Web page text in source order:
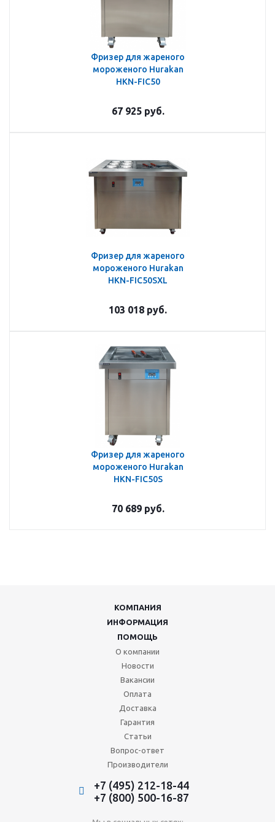
Фризер для жареного
мороженого Hurakan
HKN-FIC50
67 925руб.
Фризер для жареного
мороженого Hurakan
HKN-FIC50SXL
103 018 руб.
Фризер для жареного
мороженого Hurakan
HKN-FIC50S
70 689руб.
КОМПАНИЯ
ИНФОРМАЦИЯ
ПОМОЩЬ
О компании
Новости
Вакансии
Оплата
Доставка
Гарантия
Статьи
Вопрос-ответ
Производители
+7 (495) 212-18-44
+7 (800) 500-16-87